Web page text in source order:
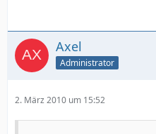
Axel
Administrator
2. März 2010 um 15:52